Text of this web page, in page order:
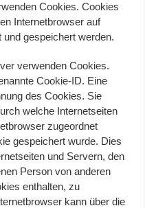
Cookies. Cookies
Internetbrowser auf
gespeichert werden.
verwenden Cookies.
Cookie-ID. Eine
des Cookies. Sie
welche Internetseiten
zugeordnet
gespeichert wurde. Dies
und Servern, den
Person von anderen
enthalten, zu
kann über die